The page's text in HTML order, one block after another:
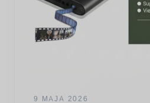
9 MAJA 2026